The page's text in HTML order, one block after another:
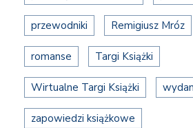
przewodniki Remigiusz Mróz
romanse Targi Książki
Wirtualne Targi Książki
zapowiedzi książkowe